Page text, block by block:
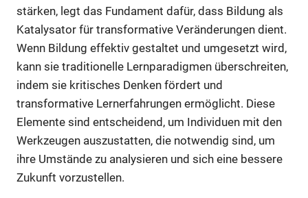
stärken, legt das Fundament dafür, dass Bildung als
Katalysator für transformative Veränderungen dient.
Wenn Bildung effektiv gestaltet und umgesetzt wird,
kann sie traditionelle Lernparadigmen überschreiten,
indem sie kritisches Denken fördert und
transformative Lernerfahrungen ermöglicht. Diese
Elemente sind entscheidend, um Individuen mit den
Werkzeugen auszustatten, die notwendig sind, um
ihre Umstände zu analysieren und sich eine bessere
Zukunft vorzustellen.